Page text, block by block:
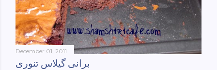
December 01, 2011
برانی گیلاس تنوری